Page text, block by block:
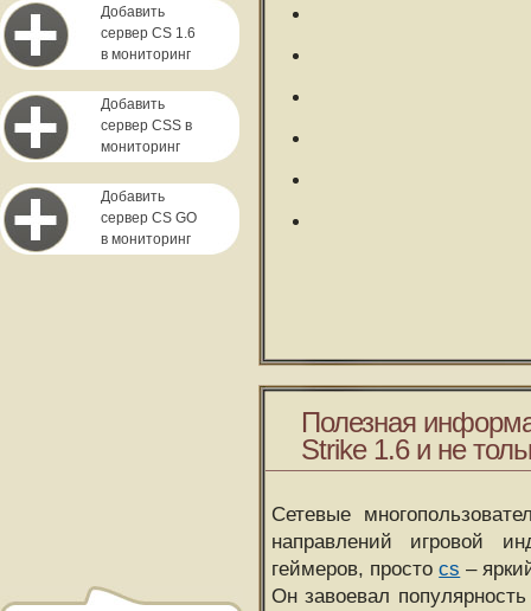
Добавить
сервер CS 1.6
в мониторинг
Добавить
сервер CSS в
мониторинг
Добавить
сервер CS GO
в мониторинг
Полезная
Strike 1.6 и не
Сетевые
направлений игровой
геймеров, простоcs –
Он завоевал